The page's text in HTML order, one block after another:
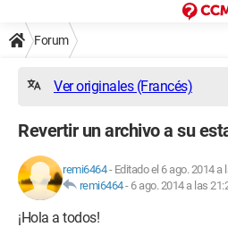
Forum
Ver originales (Francés)
Revertir un archivo a su
remi6464- Editado el 6 ago. 2014 a
remi6464- 6 ago. 2014 a las
¡Hola a todos!